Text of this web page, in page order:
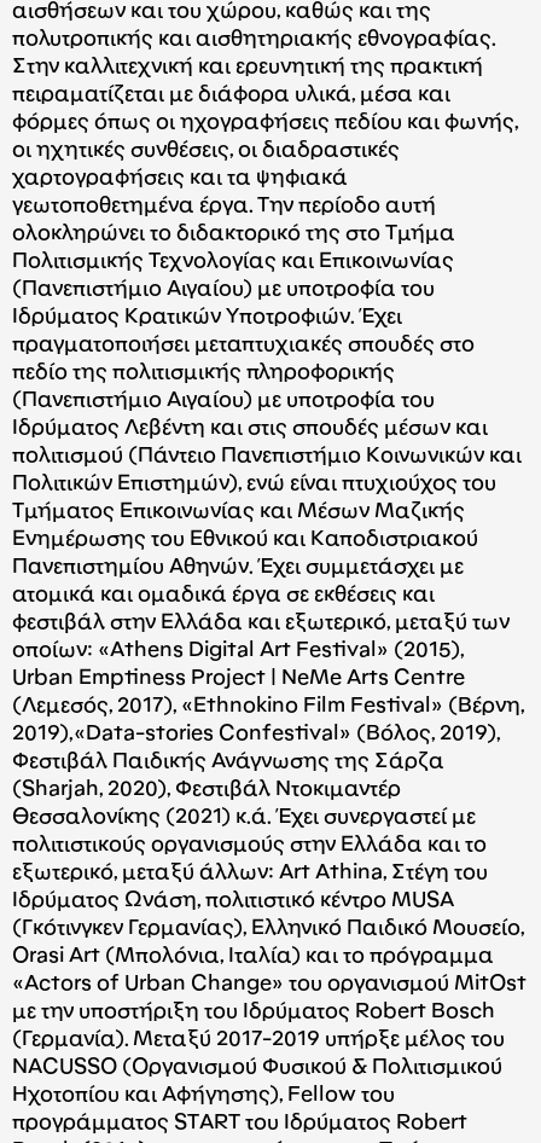
αισθήσεων και του χώρου, καθώς και της
πολυτροπικής και αισθητηριακής εθνογραφίας.
Στην καλλιτεχνική και ερευνητική της πρακτική
πειραματίζεται με διάφορα υλικά, μέσα και
φόρμες όπως οι ηχογραφήσεις πεδίου και φωνής,
οι ηχητικές συνθέσεις, οι διαδραστικές
χαρτογραφήσεις και τα ψηφιακά
γεωτοποθετημένα έργα. Την περίοδο αυτή
ολοκληρώνει το διδακτορικό της στο Τμήμα
Πολιτισμικής Τεχνολογίας και Επικοινωνίας
(Πανεπιστήμιο Αιγαίου) με υποτροφία του
Ιδρύματος Κρατικών Υποτροφιών. Έχει
πραγματοποιήσει μεταπτυχιακές σπουδές στο
πεδίο της πολιτισμικής πληροφορικής
(Πανεπιστήμιο Αιγαίου) με υποτροφία του
Ιδρύματος Λεβέντη και στις σπουδές μέσων και
πολιτισμού (Πάντειο Πανεπιστήμιο Κοινωνικών και
Πολιτικών Επιστημών), ενώ είναι πτυχιούχος του
Τμήματος Επικοινωνίας και Μέσων Μαζικής
Ενημέρωσης του Εθνικού και Καποδιστριακού
Πανεπιστημίου Αθηνών. Έχει συμμετάσχει με
ατομικά και ομαδικά έργα σε εκθέσεις και
φεστιβάλ στην Ελλάδα και εξωτερικό, μεταξύ των
οποίων: «Athens Digital Art Festival» (2015),
Urban Emptiness Project | NeMe Arts Centre
(Λεμεσός, 2017), «Ethnokino Film Festival» (Βέρνη,
2019),«Data-stories Confestival» (Βόλος, 2019),
Φεστιβάλ Παιδικής Ανάγνωσης της Σάρζα
(Sharjah, 2020), Φεστιβάλ Ντοκιμαντέρ
Θεσσαλονίκης (2021) κ.ά. Έχει συνεργαστεί με
πολιτιστικούς οργανισμούς στην Ελλάδα και το
εξωτερικό, μεταξύ άλλων: Art Athina, Στέγη του
Ιδρύματος Ωνάση, πολιτιστικό κέντρο MUSA
(Γκότινγκεν Γερμανίας), Ελληνικό Παιδικό Μουσείο,
Orasi Art (Mπολόνια, Ιταλία) και το πρόγραμμα
«Actors of Urban Change» του οργανισμού MitOst
με την υποστήριξη του Ιδρύματος Robert Bosch
(Γερμανία). Μεταξύ 2017-2019 υπήρξε μέλος του
NACUSSO (Οργανισμού Φυσικού & Πολιτισμικού
Ηχοτοπίου και Αφήγησης), Fellow του
προγράμματος SΤART του Ιδρύματος Robert